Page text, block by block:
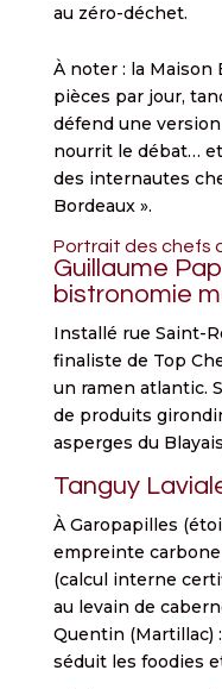
au zéro-déchet.
À noter : la Maison
pièces par jour,
défend une
nourrit le débat…
des internautes
Bordeaux ».
Portrait des chefs
Guillaume
bistronomie
Installé rue Saint-
finaliste de Top
un ramen atlantic.
de produits
asperges du
Tanguy
À Garopapilles
empreinte carbone
(calcul interne
au levain de
Quentin (Martillac)
séduit les foodies